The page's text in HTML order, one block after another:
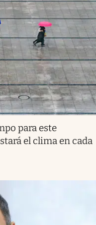
para este
el clima en cada